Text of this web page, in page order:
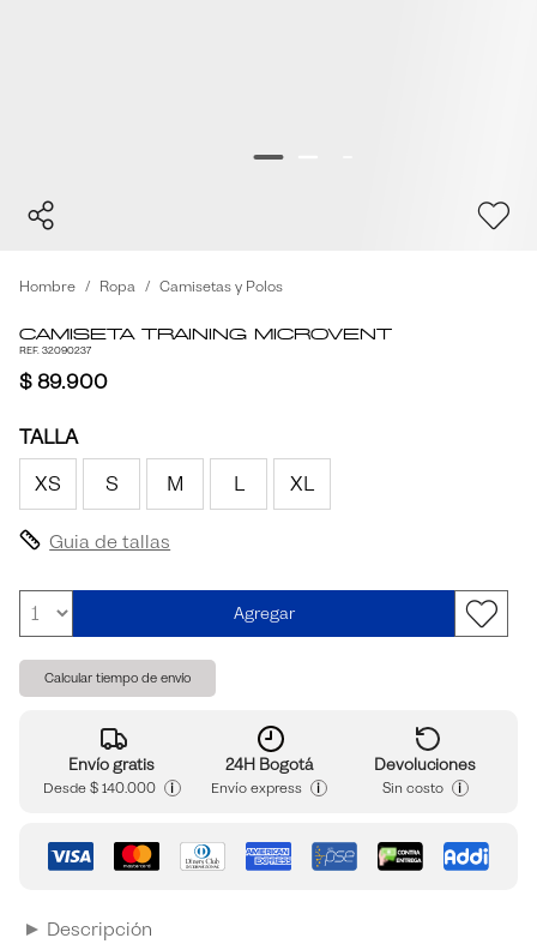
Hombre Ropa Camisetas y Polos
Camiseta Training Microvent
REF. 32090237
$ 89.900
TALLA
XS
S M L XL
Guia de tallas
Agregar
Calcular tiempo de envío
Envío gratis
Desde$ 140.000 i
24H Bogotá
Envío express i
Devoluciones
Sin costo i
Descripción